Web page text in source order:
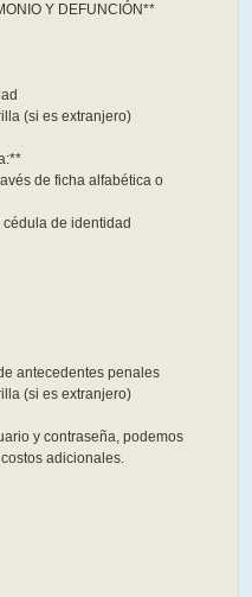
Y DEFUNCIÓN**
(si es extranjero)
de ficha alfabética o
de identidad
antecedentes penales
(si es extranjero)
y contraseña, podemos
adicionales.